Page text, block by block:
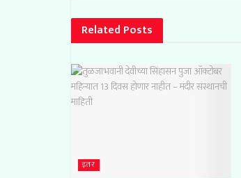
Related Posts
इतर